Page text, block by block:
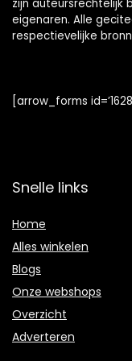
zijn auteursrechtelijk
eigenaren. Alle
respectievelijke
[arrow_forms
Snelle links
Home
Alles winkelen
Blogs
Onze webshops
Overzicht
Adverteren